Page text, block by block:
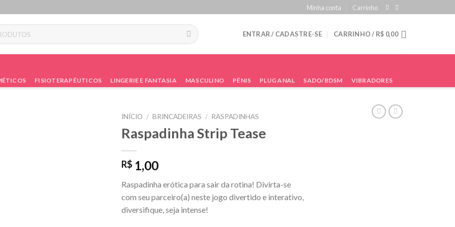
Minha conta Carrinho
ENTRAR / CADASTRE-SE CARRINHO / R$ 0,00
FISIOTERAPÊUTICOS LINGERIE E FANTASIA MASCULINO PÊNIS PLUG ANAL SADO/BDSM VIBRADORES
INÍCIO / BRINCADEIRAS / RASPADINHAS
Raspadinha Strip Tease
R$ 1,00
Raspadinha erótica para sair da rotina! Divirta-se
com seu parceiro(a) neste jogo divertido e interativo,
diversifique, seja intense!